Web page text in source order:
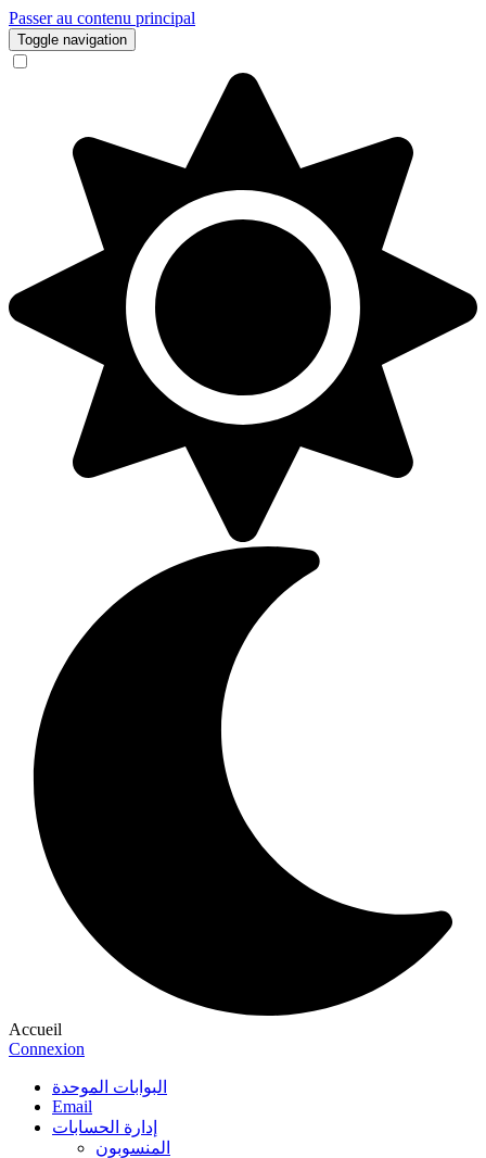
Passer au contenu principal
Toggle navigation
Accueil
Connexion
البوابات الموحدة
Email
إدارة الحسابات
المنسوبون